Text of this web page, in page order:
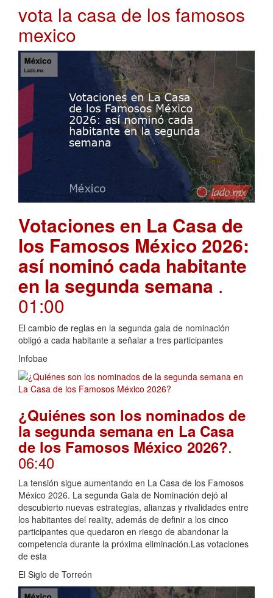
vota la casa de los famosos
mexico
Votaciones en La Casa de
los Famosos México 2026:
así nominó cada habitante
en la segunda semana .
01:00
El cambio de reglas en la segunda gala de nominación
obligó a cada habitante a señalar a tres participantes
Infobae
¿Quiénes son los nominados de
la segunda semana en La Casa
de los Famosos México 2026?.
06:40
La tensión sigue aumentando en La Casa de los Famosos
México 2026. La segunda Gala de Nominación dejó al
descubierto nuevas estrategias, alianzas y rivalidades entre
los habitantes del reality, además de definir a los cinco
participantes que quedaron en riesgo de abandonar la
competencia durante la próxima eliminación.Las votaciones
de esta
El Siglo de Torreón